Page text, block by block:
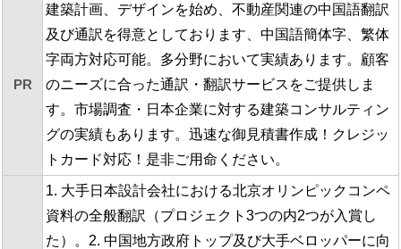
PR
建築計画、デザインを始め、不動産関連の中国語翻訳
及び通訳を得意としております、中国語簡体字、繁体
字両方対応可能。多分野において実績あります。顧客
のニーズに合った通訳・翻訳サービスをご提供しま
す。市場調査・日本企業に対する建築コンサルティン
グの実績もあります。迅速な御見積書作成！クレジッ
トカード対応！是非ご用命ください。
1. 大手日本設計会社における北京オリンピックコンペ
資料の全般翻訳（プロジェクト3つの内2つが入賞し
た）。2. 中国地方政府トップ及び大手ベロッパーに向